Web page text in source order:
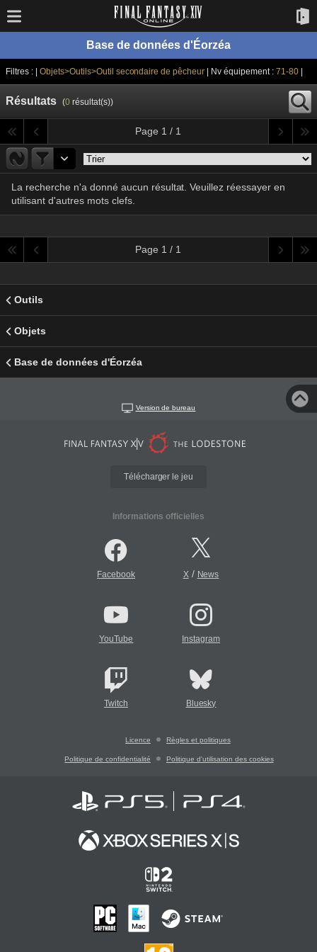
Base de données d'Éorzéa
Filtres : | Objets>Outils>Outil secondaire de pêcheur | Nv équipement : 71-80|
Résultats (0résultat(s))
Page 1 / 1
La recherche n'a donné aucun résultat. Veuillez réessayer en
utilisant d'autres mots clefs.
Page 1 / 1
Outils
Objets
Base de données d'Éorzéa
Version de bureau
Télécharger le jeu
Informations officielles
Facebook X/ News
YouTube Instagram
Twitch Bluesky
Licence Règles et politiques
Politique de confidentialité Politique d'utilisation des cookies